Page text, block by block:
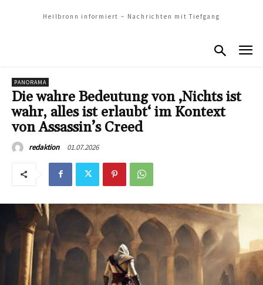
Heilbronn informiert – Nachrichten mit Tiefgang
PANORAMA
Die wahre Bedeutung von ‚Nichts ist
wahr, alles ist erlaubt‘ im Kontext
von Assassin’s Creed
redaktion 01.07.2026